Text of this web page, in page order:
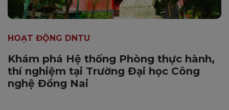
HOẠT ĐỘNG DNTU
Khám phá Hệ thống Phòng thực hành,
thí nghiệm tại Trường Đại học Công
nghệ Đồng Nai